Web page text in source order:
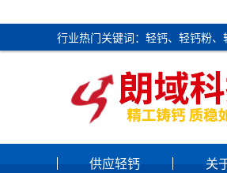
行业热门关键词：轻钙、轻钙粉
供应轻钙 关